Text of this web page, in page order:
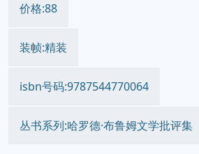
价格:88
装帧:精装
isbn号码:9787544770064
丛书系列:哈罗德·布鲁姆文学批评集